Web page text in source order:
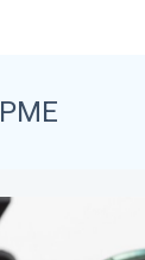
PME